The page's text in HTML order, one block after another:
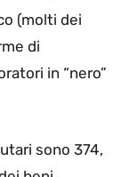
(molti dei
di
in “nero”
sono 374,